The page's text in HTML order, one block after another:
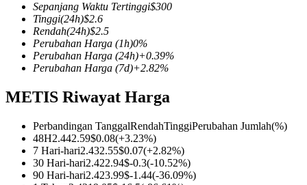
TradFi
Derivatif saham, forex, logam mulia, dan komoditas
Sepanjang Waktu Tertinggi$300
Tinggi(24h)$2.6
Rendah(24h)$2.5
Perubahan Harga (1h)0%
Perubahan Harga (24h)+0.39%
Perubahan Harga (7d)+2.82%
METIS Riwayat Harga
Perbandingan TanggalRendahTinggiPerubahan Jumlah(%)
48H2.442.59$0.08(+3.23%)
7 Hari-hari2.432.55$0.07(+2.82%)
30 Hari-hari2.422.94$-0.3(-10.52%)
90 Hari-hari2.423.99$-1.44(-36.09%)